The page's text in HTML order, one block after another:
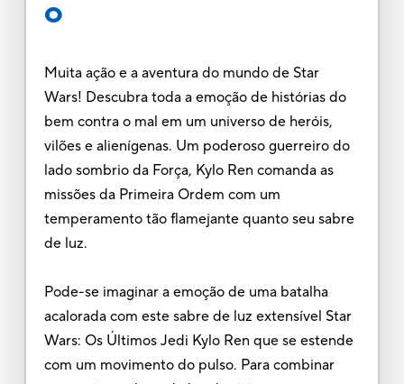
O
Muita ação e a aventura do mundo de Star
Wars! Descubra toda a emoção de histórias do
bem contra o mal em um universo de heróis,
vilões e alienígenas. Um poderoso guerreiro do
lado sombrio da Força, Kylo Ren comanda as
missões da Primeira Ordem com um
temperamento tão flamejante quanto seu sabre
de luz.
Pode-se imaginar a emoção de uma batalha
acalorada com este sabre de luz extensível Star
Wars: Os Últimos Jedi Kylo Ren que se estende
com um movimento do pulso. Para combinar